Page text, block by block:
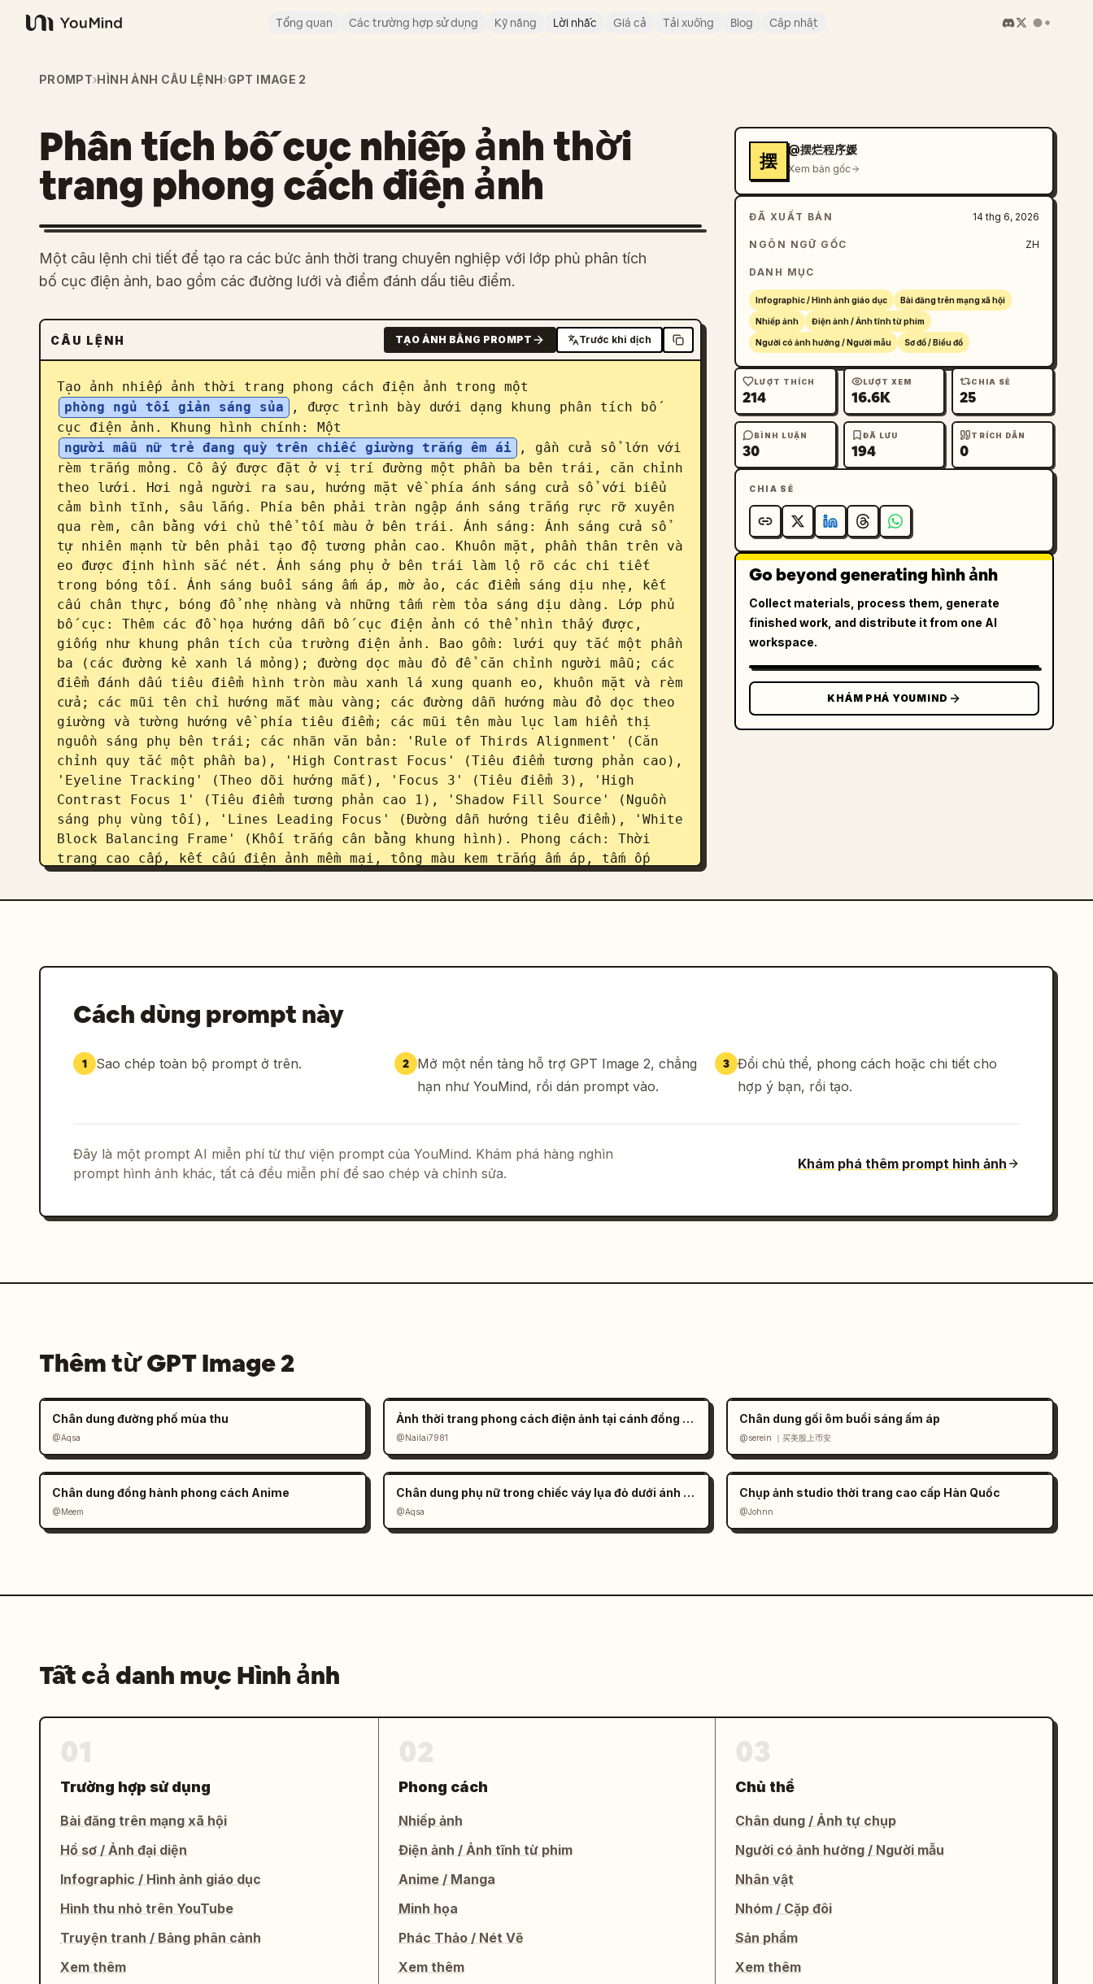
YouMind
Tổng quan Các trường hợp sử dụng Kỹ năng Lời nhắc Giá cả Tải xuống Blog Cập nhật
PROMPT›HÌNH ẢNH CÂU LỆNH›GPT IMAGE 2
Phân tích bố cục nhiếp ảnh thời
trang phong cách điện ảnh
Một câu lệnh chi tiết để tạo ra các bức ảnh thời trang chuyên nghiệp với lớp phủ phân tích
bố cục điện ảnh, bao gồm các đường lưới và điểm đánh dấu tiêu điểm.
CÂU LỆNH TẠO ẢNH BẰNG PROMPT Trước khi dịch
Tạo ảnh nhiếp ảnh thời trang phong cách điện ảnh trong một
phòng ngủ tối giản sáng sủa
, được trình bày dưới dạng khung phân tích bố
cục điện ảnh. Khung hình chính: Một
người mẫu nữ trẻ đang quỳ trên chiếc giường trắng êm ái
, gần cửa sổ lớn với
rèm trắng mỏng. Cô ấy được đặt ở vị trí đường một phần ba bên trái, căn chỉnh
theo lưới. Hơi ngả người ra sau, hướng mặt về phía ánh sáng cửa sổ với biểu
cảm bình tĩnh, sâu lắng. Phía bên phải tràn ngập ánh sáng trắng rực rỡ xuyên
qua rèm, cân bằng với chủ thể tối màu ở bên trái. Ánh sáng: Ánh sáng cửa sổ
tự nhiên mạnh từ bên phải tạo độ tương phản cao. Khuôn mặt, phần thân trên và
eo được định hình sắc nét. Ánh sáng phụ ở bên trái làm lộ rõ các chi tiết
trong bóng tối. Ánh sáng buổi sáng ấm áp, mờ ảo, các điểm sáng dịu nhẹ, kết
cấu chân thực, bóng đổ nhẹ nhàng và những tấm rèm tỏa sáng dịu dàng. Lớp phủ
bố cục: Thêm các đồ họa hướng dẫn bố cục điện ảnh có thể nhìn thấy được,
giống như khung phân tích của trường điện ảnh. Bao gồm: lưới quy tắc một phần
ba (các đường kẻ xanh lá mỏng); đường dọc màu đỏ để căn chỉnh người mẫu; các
điểm đánh dấu tiêu điểm hình tròn màu xanh lá xung quanh eo, khuôn mặt và rèm
cửa; các mũi tên chỉ hướng mắt màu vàng; các đường dẫn hướng màu đỏ dọc theo
giường và tường hướng về phía tiêu điểm; các mũi tên màu lục lam hiển thị
nguồn sáng phụ bên trái; các nhãn văn bản: 'Rule of Thirds Alignment' (Căn
chỉnh quy tắc một phần ba), 'High Contrast Focus' (Tiêu điểm tương phản cao),
'Eyeline Tracking' (Theo dõi hướng mắt), 'Focus 3' (Tiêu điểm 3), 'High
Contrast Focus 1' (Tiêu điểm tương phản cao 1), 'Shadow Fill Source' (Nguồn
sáng phụ vùng tối), 'Lines Leading Focus' (Đường dẫn hướng tiêu điểm), 'White
Block Balancing Frame' (Khối trắng cân bằng khung hình). Phong cách: Thời
trang cao cấp, kết cấu điện ảnh mềm mại, tông màu kem trắng ấm áp, tấm ốp
nông, bố cục thanh lịch, lớp phủ phân tích phim mang tính giáo dục. Máy ảnh:
摆
@摆烂程序媛
Xem bản gốc
ĐÃ XUẤT BẢN 14 thg 6, 2026
NGÔN NGỮ GỐC ZH
DANH MỤC
Infographic / Hình ảnh giáo dục Bài đăng trên mạng xã hội
Nhiếp ảnh Điện ảnh / Ảnh tĩnh từ phim
Người có ảnh hưởng / Người mẫu Sơ đồ / Biểu đồ
LƯỢT THÍCH
214
LƯỢT XEM
16.6K
CHIA SẺ
25
BÌNH LUẬN
30
ĐÃ LƯU
194
TRÍCH DẪN
0
CHIA SẺ
Go beyond generating hình ảnh
Collect materials, process them, generate
finished work, and distribute it from one AI
workspace.
KHÁM PHÁ YOUMIND
Cách dùng prompt này
1 Sao chép toàn bộ prompt ở trên. 2 Mở một nền tảng hỗ trợ GPT Image 2, chẳng
hạn như YouMind, rồi dán prompt vào.
3 Đổi chủ thể, phong cách hoặc chi tiết cho
hợp ý bạn, rồi tạo.
Đây là một prompt AI miễn phí từ thư viện prompt của YouMind. Khám phá hàng nghìn
prompt hình ảnh khác, tất cả đều miễn phí để sao chép và chỉnh sửa.
Khám phá thêm prompt hình ảnh
Thêm từ GPT Image 2
Chân dung đường phố mùa thu
@Aqsa
Ảnh thời trang phong cách điện ảnh tại cánh đồng muối đầy tâm trạng
@Nailai7981
Chân dung gối ôm buổi sáng ấm áp
@serein ｜买美股上币安
Chân dung đồng hành phong cách Anime
@Meem
Chân dung phụ nữ trong chiếc váy lụa đỏ dưới ánh nắng
@Aqsa
Chụp ảnh studio thời trang cao cấp Hàn Quốc
@Johnn
Tất cả danh mục Hình ảnh
Trường hợp sử dụng
Bài đăng trên mạng xã hội
Hồ sơ / Ảnh đại diện
Infographic / Hình ảnh giáo dục
Hình thu nhỏ trên YouTube
Truyện tranh / Bảng phân cảnh
Xem thêm
Phong cách
Nhiếp ảnh
Điện ảnh / Ảnh tĩnh từ phim
Anime / Manga
Minh họa
Phác Thảo / Nét Vẽ
Xem thêm
Chủ thể
Chân dung / Ảnh tự chụp
Người có ảnh hưởng / Người mẫu
Nhân vật
Nhóm / Cặp đôi
Sản phẩm
Xem thêm